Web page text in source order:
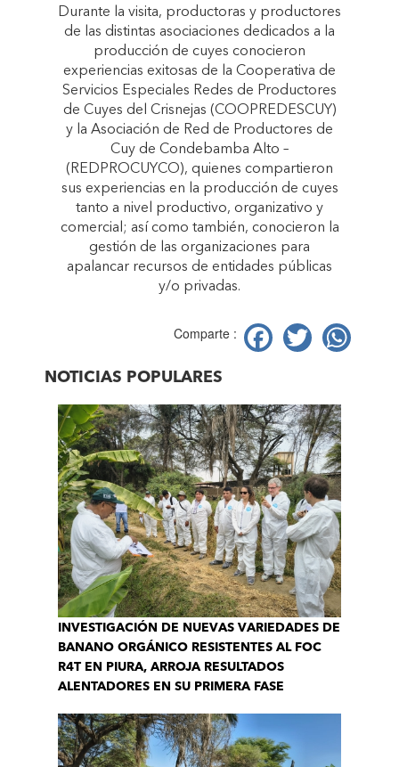
Durante la visita, productoras y productores
de las distintas asociaciones dedicados a la
producción de cuyes conocieron
experiencias exitosas de la Cooperativa de
Servicios Especiales Redes de Productores
de Cuyes del Crisnejas (COOPREDESCUY)
y la Asociación de Red de Productores de
Cuy de Condebamba Alto –
(REDPROCUYCO), quienes compartieron
sus experiencias en la producción de cuyes
tanto a nivel productivo, organizativo y
comercial; así como también, conocieron la
gestión de las organizaciones para
apalancar recursos de entidades públicas
y/o privadas.
Comparte : Facebook
Twitter
NOTICIAS POPULARES
INVESTIGACIÓN DE NUEVAS VARIEDADES DE
BANANO ORGÁNICO RESISTENTES AL FOC
R4T EN PIURA, ARROJA RESULTADOS
ALENTADORES EN SU PRIMERA FASE